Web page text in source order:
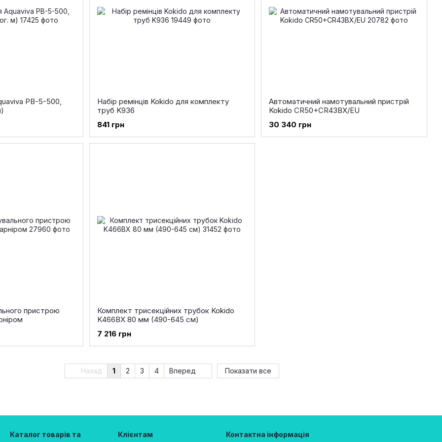
PB-5-500,
Набір ремінців Kokido для комплекту
труб K936
841 грн
Автоматичний намотувальний пристрій
Kokido CR50+CR43BX/EU
30 340 грн
пристрою
Комплект трисекційних трубок Kokido
K466BX 80 мм (490-645 см)
7 216 грн
Назад 1 2 3 4 Вперед Показати все
Каталог товарів та
Клієнтам Контактна інформація